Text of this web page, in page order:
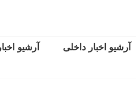
آرشیو اخبار داخلی آرشیو